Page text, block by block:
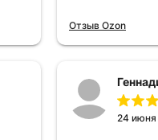
Отзыв Ozon
24 июня